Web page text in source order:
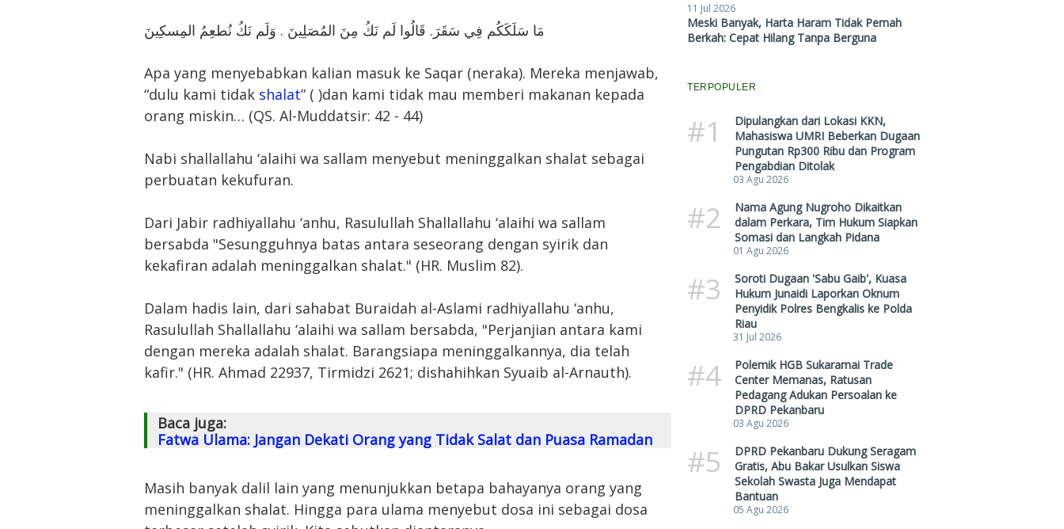
مَا سَلَكَكُم فِي سَقَرَ. قَالُوا لَم نَكُ مِنَ المُصَلِينَ . وَلَم نَكُ نُطعِمُ المِسكِينَ
Apa yang menyebabkan kalian masuk ke Saqar (neraka). Mereka menjawab,
“dulu kami tidak shalat” ( )dan kami tidak mau memberi makanan kepada
orang miskin… (QS. Al-Muddatsir: 42 - 44)
Nabi shallallahu ‘alaihi wa sallam menyebut meninggalkan shalat sebagai
perbuatan kekufuran.
Dari Jabir radhiyallahu ‘anhu, Rasulullah Shallallahu ‘alaihi wa sallam
bersabda "Sesungguhnya batas antara seseorang dengan syirik dan
kekafiran adalah meninggalkan shalat." (HR. Muslim 82).
Dalam hadis lain, dari sahabat Buraidah al-Aslami radhiyallahu ‘anhu,
Rasulullah Shallallahu ‘alaihi wa sallam bersabda, "Perjanjian antara kami
dengan mereka adalah shalat. Barangsiapa meninggalkannya, dia telah
kafir." (HR. Ahmad 22937, Tirmidzi 2621; dishahihkan Syuaib al-Arnauth).
Baca juga:
Fatwa Ulama: Jangan Dekati Orang yang Tidak Salat dan Puasa Ramadan
Masih banyak dalil lain yang menunjukkan betapa bahayanya orang yang
meninggalkan shalat. Hingga para ulama menyebut dosa ini sebagai dosa
11 Jul 2026
Meski Banyak, Harta Haram Tidak Pernah
Berkah: Cepat Hilang Tanpa Berguna
TERPOPULER
#1
Dipulangkan dari Lokasi KKN,
Mahasiswa UMRI Beberkan Dugaan
Pungutan Rp300 Ribu dan Program
Pengabdian Ditolak
03 Agu 2026
#2
Nama Agung Nugroho Dikaitkan
dalam Perkara, Tim Hukum Siapkan
Somasi dan Langkah Pidana
01 Agu 2026
#3
Soroti Dugaan 'Sabu Gaib', Kuasa
Hukum Junaidi Laporkan Oknum
Penyidik Polres Bengkalis ke Polda
Riau
31 Jul 2026
#4
Polemik HGB Sukaramai Trade
Center Memanas, Ratusan
Pedagang Adukan Persoalan ke
DPRD Pekanbaru
03 Agu 2026
#5
DPRD Pekanbaru Dukung Seragam
Gratis, Abu Bakar Usulkan Siswa
Sekolah Swasta Juga Mendapat
Bantuan
05 Agu 2026